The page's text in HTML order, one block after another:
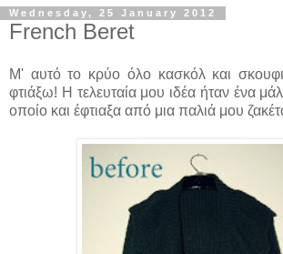
Wednesday, 25 January 2012
French Beret
Μ' αυτό το κρύο όλο κασκόλ και
φτιάξω! Η τελευταία μου ιδέα ήταν ένα
οποίο και έφτιαξα από μια παλιά μου